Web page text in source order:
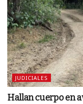
JUDICIALES
Hallan cuerpo en